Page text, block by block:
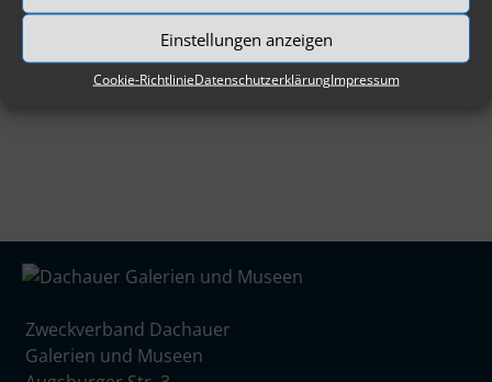
Einstellungen anzeigen
Cookie-RichtlinieDatenschutzerklärungImpressum
Zweckverband Dachauer
Galerien und Museen